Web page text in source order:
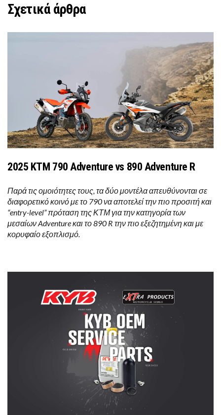
Σχετικά άρθρα
2025 KTM 790 Adventure vs 890 Adventure R
Παρά τις ομοιότητες τους, τα δύο μοντέλα απευθύνονται σε
διαφορετικό κοινό με το 790 να αποτελεί την πιο προσιτή και
“entry-level” πρόταση της ΚΤΜ για την κατηγορία των
μεσαίων Adventure και το 890 R την πιο εξεζητημένη και με
κορυφαίο εξοπλισμό.